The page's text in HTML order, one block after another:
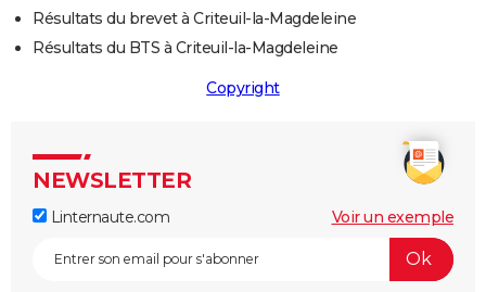
Résultats du brevet à Criteuil-la-Magdeleine
Résultats du BTS à Criteuil-la-Magdeleine
Copyright
NEWSLETTER
Linternaute.com Voir un exemple